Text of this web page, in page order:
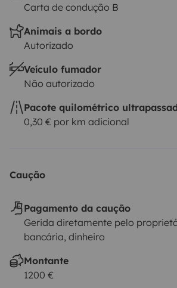
Carta de condução B
Animais a bordo
Autorizado
Veículo fumador
Não autorizado
Pacote quilométrico
0,30 € por km adicional
Caução
Pagamento da caução
Gerida diretamente pelo
bancária, dinheiro
Montante
1200 €